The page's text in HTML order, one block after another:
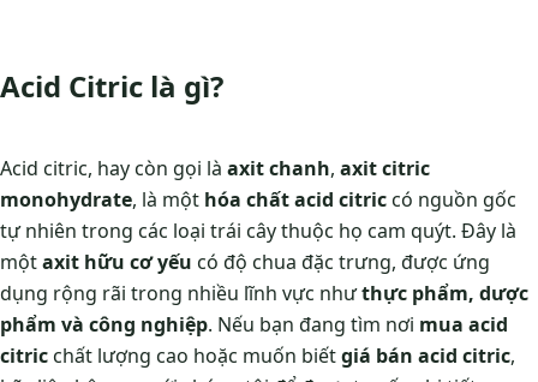
Acid Citric là gì?
Acid citric, hay còn gọi là axit chanh, axit citric
monohydrate, là một hóa chất acid citriccó nguồn gốc
tự nhiên trong các loại trái cây thuộc họ cam quýt. Đây là
mộtaxit hữu cơ yếu có độ chua đặc trưng, được ứng
dụng rộng rãi trong nhiều lĩnh vực nhưthực phẩm, dược
phẩm và công nghiệp. Nếu bạn đang tìm nơi mua acid
citricchất lượng cao hoặc muốn biếtgiá bán acid citric,